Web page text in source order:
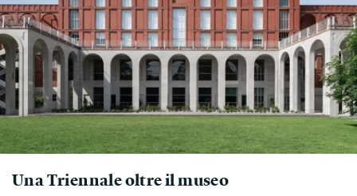
Una Triennale oltre il museo